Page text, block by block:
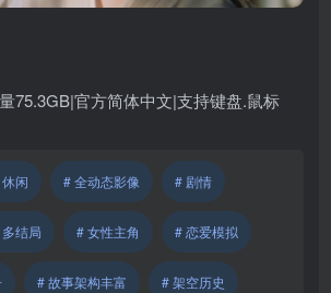
75.3GB|官方简体中文|支持键盘.鼠标
闲 # 全动态影像 # 剧情
结局 # 女性主角 # 恋爱模拟
# 故事架构丰富 # 架空历史